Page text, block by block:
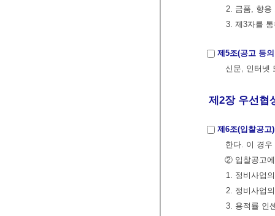
2. 금품, 향응
3. 제3자를
제5조(공고 등
신문, 인터넷
제2장 우선협
제6조(입찰공고)
한다. 이 경
② 입찰공고
1. 정비사업
2. 정비사업
3. 용적률 인